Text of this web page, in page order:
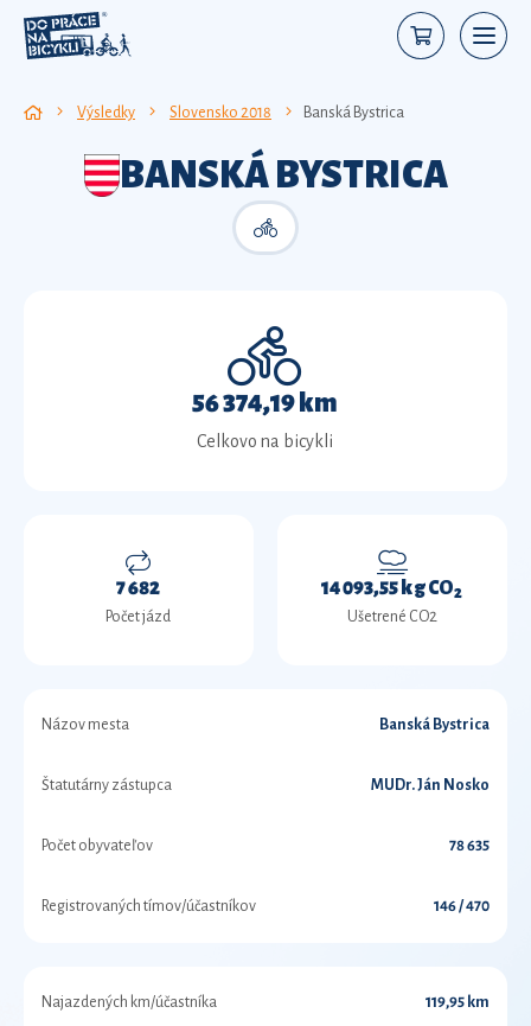
Výsledky Slovensko 2018 Banská Bystrica
BANSKÁ BYSTRICA
56 374,19 km
Celkovo na bicykli
7 682
Počet jázd
14 093,55 kg CO2
Ušetrené CO2
Názov mesta Banská Bystrica
Štatutárny zástupca MUDr. Ján Nosko
Počet obyvateľov 78 635
Registrovaných tímov/účastníkov 146 / 470
Najazdených km/účastníka 119,95 km